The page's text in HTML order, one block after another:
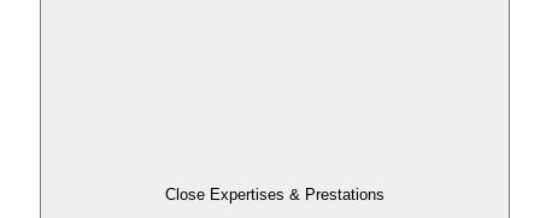
Close Expertises & Prestations